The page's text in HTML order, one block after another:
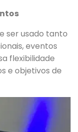
ser usado tanto
eventos
flexibilidade
e objetivos de